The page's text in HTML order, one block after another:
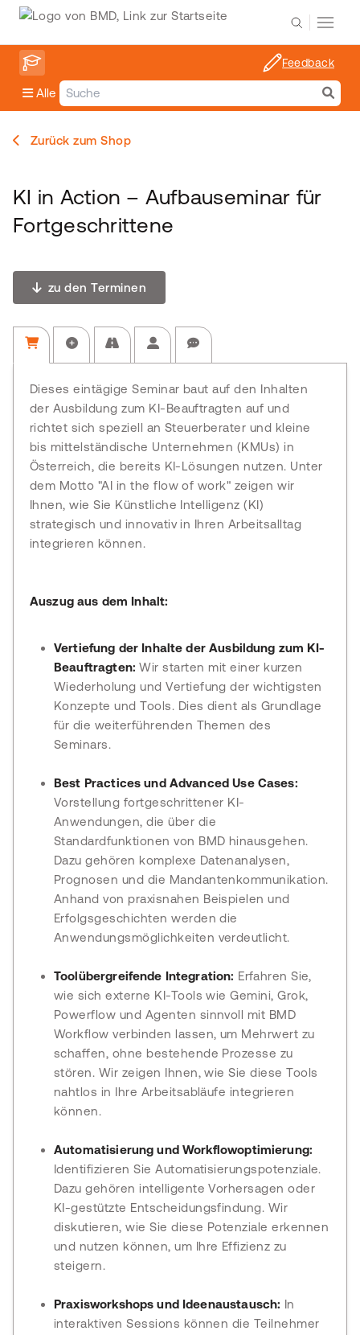
Alle
Feedback
Zurück zum Shop
KI in Action – Aufbauseminar für
Fortgeschrittene
zu den Terminen
Dieses eintägige Seminar baut auf den Inhalten
der Ausbildung zum KI-Beauftragten auf und
richtet sich speziell an Steuerberater und kleine
bis mittelständische Unternehmen (KMUs) in
Österreich, die bereits KI-Lösungen nutzen. Unter
dem Motto "AI in the flow of work" zeigen wir
Ihnen, wie Sie Künstliche Intelligenz (KI)
strategisch und innovativ in Ihren Arbeitsalltag
integrieren können.
Auszug aus dem Inhalt:
Vertiefung der Inhalte der Ausbildung zum KI-
Beauftragten: Wir starten mit einer kurzen
Wiederholung und Vertiefung der wichtigsten
Konzepte und Tools. Dies dient als Grundlage
für die weiterführenden Themen des
Seminars.
Best Practices und Advanced Use Cases:
Vorstellung fortgeschrittener KI-
Anwendungen, die über die
Standardfunktionen von BMD hinausgehen.
Dazu gehören komplexe Datenanalysen,
Prognosen und die Mandantenkommunikation.
Anhand von praxisnahen Beispielen und
Erfolgsgeschichten werden die
Anwendungsmöglichkeiten verdeutlicht.
Toolübergreifende Integration: Erfahren Sie,
wie sich externe KI-Tools wie Gemini, Grok,
Powerflow und Agenten sinnvoll mit BMD
Workflow verbinden lassen, um Mehrwert zu
schaffen, ohne bestehende Prozesse zu
stören. Wir zeigen Ihnen, wie Sie diese Tools
nahtlos in Ihre Arbeitsabläufe integrieren
können.
Automatisierung und Workflowoptimierung:
Identifizieren Sie Automatisierungspotenziale.
Dazu gehören intelligente Vorhersagen oder
KI-gestützte Entscheidungsfindung. Wir
diskutieren, wie Sie diese Potenziale erkennen
und nutzen können, um Ihre Effizienz zu
steigern.
Praxisworkshops und Ideenaustausch: In
interaktiven Sessions können die Teilnehmer